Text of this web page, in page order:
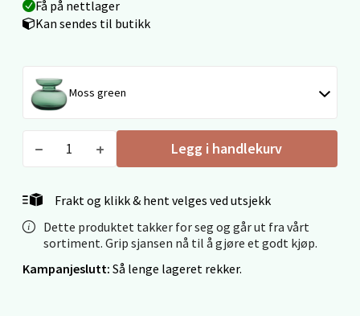
Få på nettlager
Kan sendes til butikk
Moss green
Legg i handlekurv
Frakt og klikk & hent velges ved utsjekk
Dette produktet takker for seg og går ut fra vårt
sortiment. Grip sjansen nå til å gjøre et godt kjøp.
Kampanjeslutt: Så lenge lageret rekker.
Ålesund - Thon Senter Moa
Langelandsvegen 25, 6010 Ålesund
Åpent i dag 10-20
Velg